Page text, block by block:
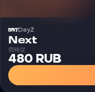
DayZ
Next外挂
價格從
480 RUB